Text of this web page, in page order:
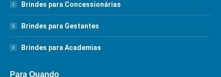
Brindes para Concessionárias
Brindes para Gestantes
Brindes para Academias
Para Quando